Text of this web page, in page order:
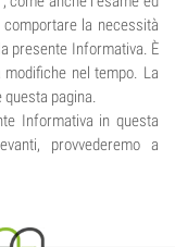
la necessità
presente Informativa. È
nel tempo. La
pagina.
Informativa in questa
provvederemo a